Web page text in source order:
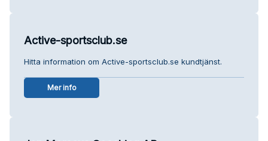
Active-sportsclub.se
Hitta information om Active-sportsclub.se kundtjänst.
Mer info